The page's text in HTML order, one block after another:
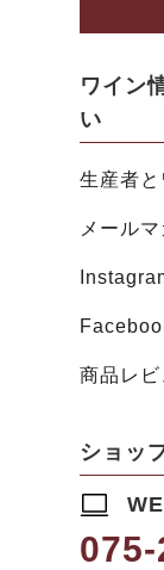
ワイン
い
生産者
メール
商品レビ
ショッ